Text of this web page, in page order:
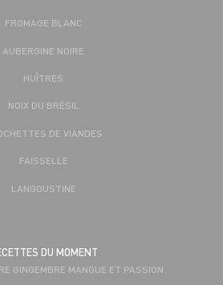
FROMAGE BLANC
AUBERGINE NOIRE
HUÎTRES
NOIX DU BRÉSIL
DE VIANDES
FAISSELLE
LANGOUSTINE
DU MOMENT
GINGEMBRE MANGUE ET PASSION